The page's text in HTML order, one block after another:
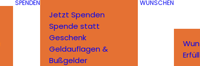
SPENDEN
Jetzt Spenden
Spende statt
Geschenk
Geldauflagen &
Bußgelder
WÜNSCHEN